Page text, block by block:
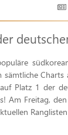
sämtliche
Platz 1 der
Am Freitag,